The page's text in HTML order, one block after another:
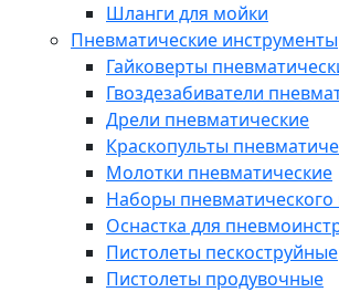
Шланги для мойки
Пневматические инструменты
Гайковерты
Гвоздезабиватели
Дрели пневматические
Краскопульты
Молотки пневматические
Наборы пневматического
Оснастка для
Пистолеты пескоструйные
Пистолеты продувочные